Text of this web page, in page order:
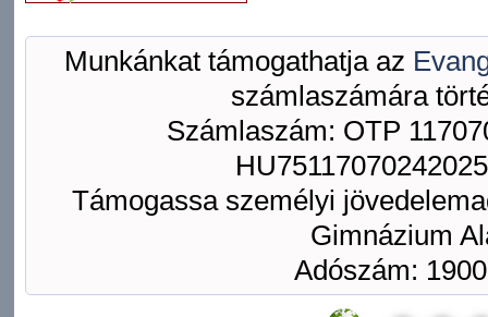
Munkánkat támogathatja az
számlaszámára
Számlaszám: OTP
Támogassa személyi
Gimnázium
Adószám: